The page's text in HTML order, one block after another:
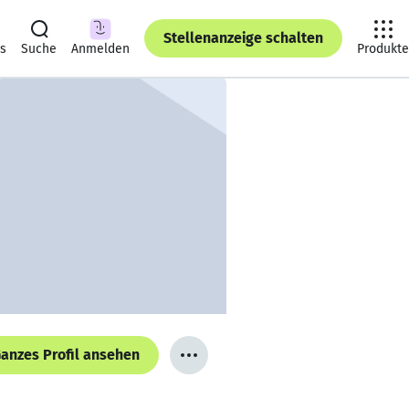
Suche Anmelden
Stellenanzeige schalten
Produkte
Profil ansehen